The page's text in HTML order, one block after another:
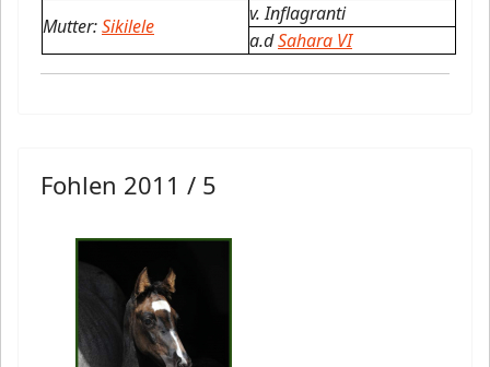
Mutter:Sikilele
v. Inflagranti
a.dSahara VI
Fohlen 2011 / 5